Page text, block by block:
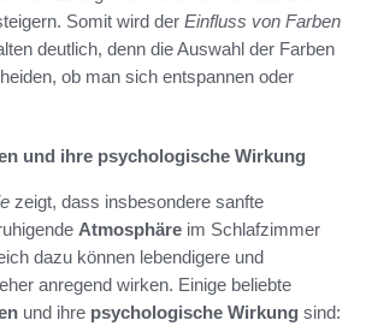
Somit wird der Einfluss von Farben
deutlich, denn die Auswahl der Farben
ob man sich entspannen oder
und ihre psychologische Wirkung
zeigt, dass insbesondere sanfte
Atmosphäre im Schlafzimmer
dazu können lebendigere und
anregend wirken. Einige beliebte
und ihre psychologische Wirkung sind: